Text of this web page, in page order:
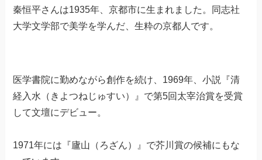
秦恒平さんは1935年、京都市に生まれました。同志社
大学文学部で美学を学んだ、生粋の京都人です。
医学書院に勤めながら創作を続け、1969年、小説『清
経入水（きよつねじゅすい）』で第5回太宰治賞を受賞
して文壇にデビュー。
1971年には『廬山（ろざん）』で芥川賞の候補にもな